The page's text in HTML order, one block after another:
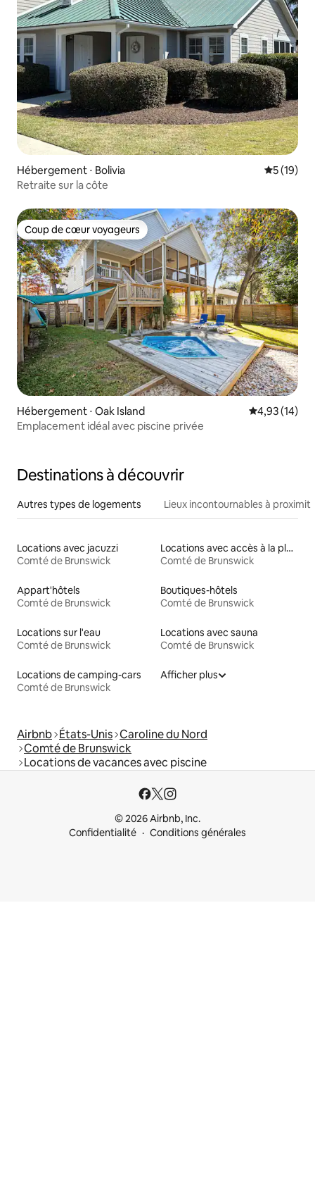
Hébergement ⋅ Bolivia
5 (19)
Retraite sur la côte
Coup de cœur voyageurs
Coup de cœur voyageurs
Hébergement ⋅ Oak Island Évaluation
4,93 (14)
Emplacement idéal avec piscine privée
Destinations à découvrir
Autres types de logements Lieux incontournables à
Locations avec jacuzzi
Comté de Brunswick
Locations avec accès à la plage
Comté de Brunswick
Appart'hôtels
Comté de Brunswick
Boutiques-hôtels
Comté de Brunswick
Locations sur l'eau
Comté de Brunswick
Locations avec sauna
Comté de Brunswick
Locations de camping-cars
Comté de Brunswick
Afficher plus
Airbnb États-Unis Caroline du Nord
Comté de Brunswick
Locations de vacances avec piscine
© 2026 Airbnb, Inc.
Confidentialité
Conditions générales